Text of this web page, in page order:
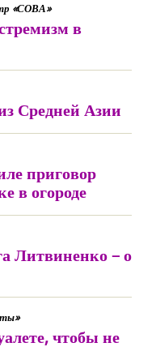
«СОВА»
в
Средней Азии
приговор
в огороде
Литвиненко – о
чтобы не